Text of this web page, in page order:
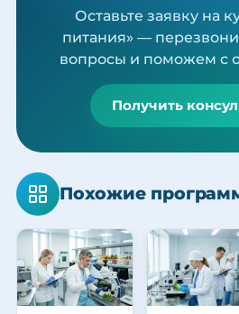
Оставьте заявку на
питания» —
вопросы и поможем с
Получить
Похожие